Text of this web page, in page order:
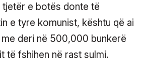
tjetër e botës donte të
e tyre komunist, kështu që ai
me deri në 500,000 bunkerë
të fshihen në rast sulmi.